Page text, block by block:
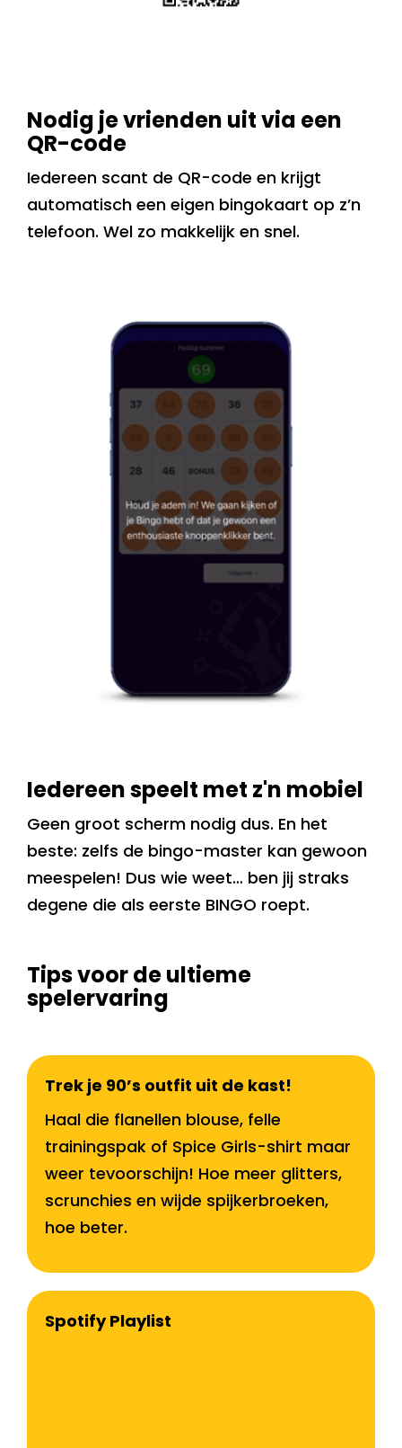
Nodig je vrienden uit via een
QR-code
Iedereen scant de QR-code en krijgt
automatisch een eigen bingokaart op z’n
telefoon. Wel zo makkelijk en snel.
Iedereen speelt met z'n mobiel
Geen groot scherm nodig dus. En het
beste: zelfs de bingo-master kan gewoon
meespelen! Dus wie weet… ben jij straks
degene die als eerste BINGO roept.
Tips voor de ultieme
spelervaring
Trek je 90’s outfit uit de kast!
Haal die flanellen blouse, felle
trainingspak of Spice Girls-shirt maar
weer tevoorschijn! Hoe meer glitters,
scrunchies en wijde spijkerbroeken,
hoe beter.
Spotify Playlist